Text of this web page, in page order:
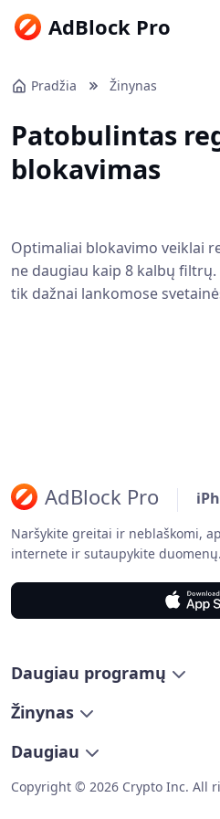
AdBlock Pro
Pradžia Žinynas
Patobulintas
blokavimas
Optimaliai blokavimo veiklai
ne daugiau kaip 8 kalbų
tik dažnai lankomose
AdBlock Pro
Naršykite greitai ir neblaškomi,
internete ir sutaupykite duomenų.
Daugiau programų
Žinynas
Daugiau
Copyright © 2026 Crypto Inc. All